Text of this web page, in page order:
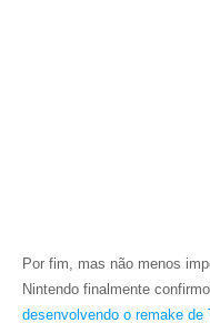
Por fim, mas não menos
Nintendo finalmente
desenvolvendo o remake de